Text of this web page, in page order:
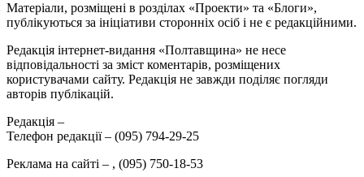
Матеріали, розміщені в розділах «Проекти» та «Блоги»,
публікуються за ініціативи сторонніх осіб і не є редакційними.
Редакція інтернет-видання «Полтавщина» не несе
відповідальності за зміст коментарів, розміщених
користувачами сайту. Редакція не завжди поділяє погляди
авторів публікацій.
Редакція –
Телефон редакції – (095) 794-29-25
Реклама на сайті – , (095) 750-18-53